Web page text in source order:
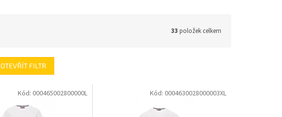
33 položek celkem
OTEVŘÍT FILTR
Kód: 000465002800000L Kód: 0004630028000003XL